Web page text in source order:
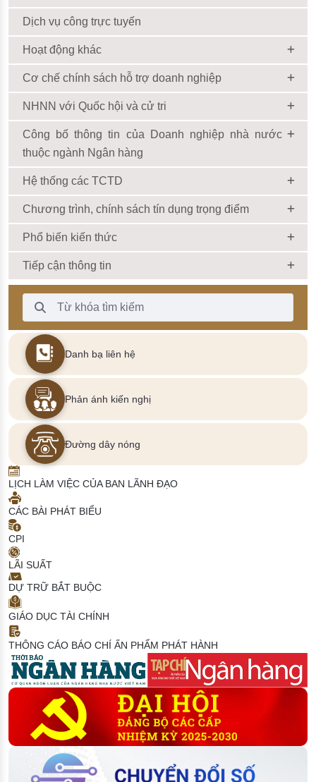
Dịch vụ công trực tuyến
Hoạt động khác
Cơ chế chính sách hỗ trợ doanh nghiệp
NHNN với Quốc hội và cử tri
Công bố thông tin của Doanh nghiệp nhà nước
thuộc ngành Ngân hàng
Hệ thống các TCTD
Chương trình, chính sách tín dụng trọng điểm
Phổ biến kiến thức
Tiếp cận thông tin
Thanh Tìm kiếm
Danh bạ liên hệ
Phản ánh kiến nghị
Đường dây nóng
LỊCH LÀM VIỆC CỦA BAN LÃNH ĐẠO
CÁC BÀI PHÁT BIỂU
CPI
LÃI SUẤT
DỰ TRỮ BẮT BUỘC
GIÁO DỤC TÀI CHÍNH
THÔNG CÁO BÁO CHÍ ẤN PHẨM PHÁT HÀNH